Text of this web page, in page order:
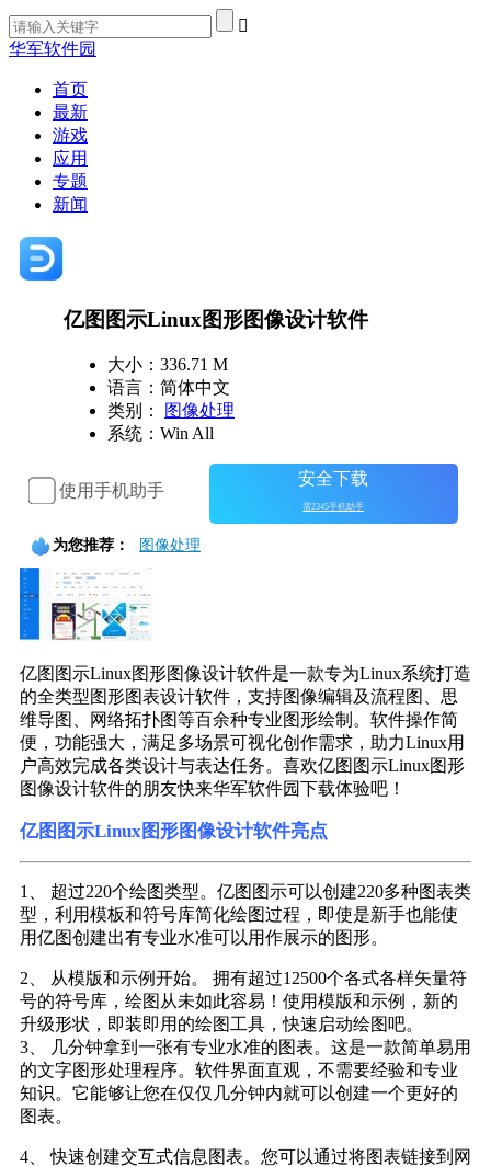
华军软件园
首页
最新
游戏
应用
专题
新闻
亿图图示Linux图形图像设计软件
大小：336.71 M
语言：简体中文
类别：
图像处理
系统：Win All
使用手机助手
安全下载
需2345手机助手
为您推荐： 图像处理
亿图图示Linux图形图像设计软件是一款专为Linux系统打造
的全类型图形图表设计软件，支持图像编辑及流程图、思
维导图、网络拓扑图等百余种专业图形绘制。软件操作简
便，功能强大，满足多场景可视化创作需求，助力Linux用
户高效完成各类设计与表达任务。喜欢亿图图示Linux图形
图像设计软件的朋友快来华军软件园下载体验吧！
亿图图示Linux图形图像设计软件亮点
1、 超过220个绘图类型。亿图图示可以创建220多种图表类
型，利用模板和符号库简化绘图过程，即使是新手也能使
用亿图创建出有专业水准可以用作展示的图形。
2、 从模版和示例开始。 拥有超过12500个各式各样矢量符
号的符号库，绘图从未如此容易！使用模版和示例，新的
升级形状，即装即用的绘图工具，快速启动绘图吧。
3、 几分钟拿到一张有专业水准的图表。这是一款简单易用
的文字图形处理程序。软件界面直观，不需要经验和专业
知识。它能够让您在仅仅几分钟内就可以创建一个更好的
图表。
4、 快速创建交互式信息图表。您可以通过将图表链接到网